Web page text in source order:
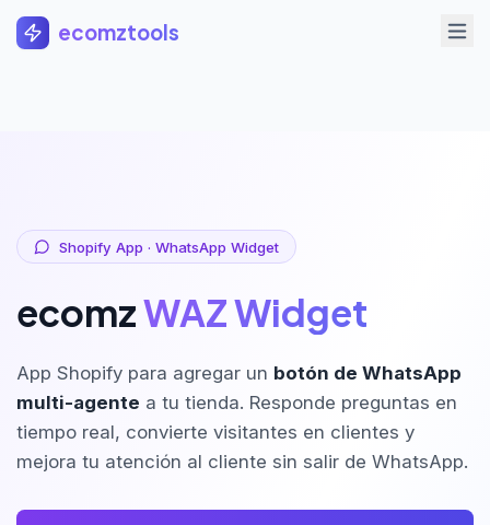
Saltar al contenido principal
ecomztools
Shopify App · WhatsApp Widget
ecomzWAZ Widget
App Shopify para agregar un botón de WhatsApp
multi-agente a tu tienda. Responde preguntas en
tiempo real, convierte visitantes en clientes y
mejora tu atención al cliente sin salir de WhatsApp.